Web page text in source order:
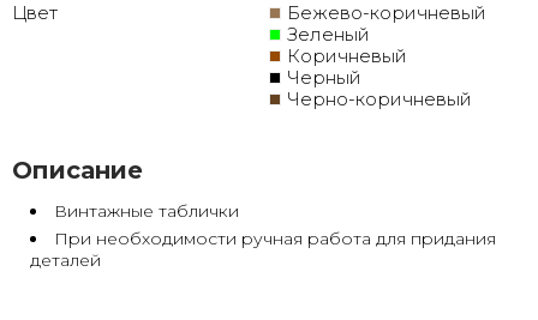
Цвет
Бежево-коричневый
Зеленый
Коричневый
Черный
Черно-коричневый
Описание
Винтажные таблички
При необходимости ручная работа для придания
деталей